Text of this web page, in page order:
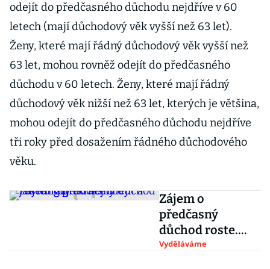
odejít do předčasného důchodu nejdříve v 60
letech (mají důchodový věk vyšší než 63 let).
Ženy, které mají řádný důchodový věk vyšší než
63 let, mohou rovněž odejít do předčasného
důchodu v 60 letech. Ženy, které mají řádný
důchodový věk nižší než 63 let, kterých je většina,
mohou odejít do předčasného důchodu nejdříve
tři roky před dosažením řádného důchodového
věku.
Zájem o
předčasný
důchod roste.
Kdy do něj odejít
Vyděláváme